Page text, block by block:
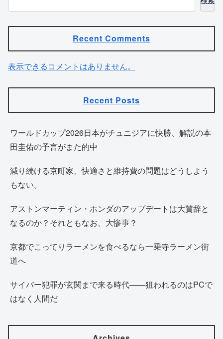
Recent Comments
表示できるコメントはありません。
Recent Posts
ワールドカップ2026日本がチュニジアに快勝、解説の本
田圭佑の予言がまた的中
減り続ける京町家、快適さと維持費の問題はどうしよう
もない。
アストンマーティン・ホンダのアップデートは大賛辞と
なるのか？それともなお、大惨事？
京都でこってりラーメンを食べるなら一乗寺ラーメン街
道へ
サイバー犯罪が玄関まで来る時代——狙われるのはPCで
はなく人間だ